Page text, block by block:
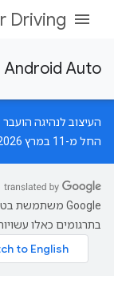
Driving
Android Auto
העיצוב לנהיגה
החל מ-11 במרץ 2026, כל העדכונים יפורסמו רק באתר החדש.
בתרגומים כאלו